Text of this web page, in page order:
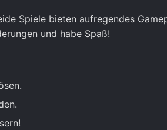
Spiele bieten aufregendes
und habe Spaß!